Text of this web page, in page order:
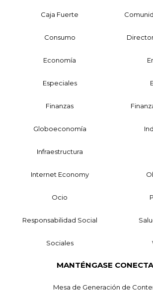
Caja Fuerte
Consumo
Economía
Especiales
Finanzas
Globoeconomía
Infraestructura
Internet Economy
Ocio
Responsabilidad Social
Sociales
MANTÉNGASE
Mesa de Generación de